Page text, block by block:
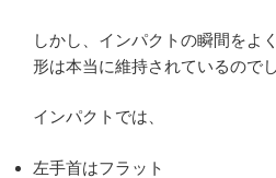
しかし、インパクトの瞬間をよ
形は本当に維持されているので
インパクトでは、
左手首はフラット